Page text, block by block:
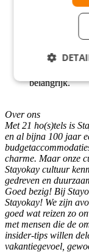
een baan bij
werksfeer en
een
belangrijk.
Over ons
Met 21 ho(s)tels is
en al bijna 100 jaar
charme. Maar onze
Stayokay cultuur
gedreven en
Goed bezig! Bij
Stayokay! We zijn
goed wat reizen zo
met mensen die de
insider-tips willen
vakantiegevoel,